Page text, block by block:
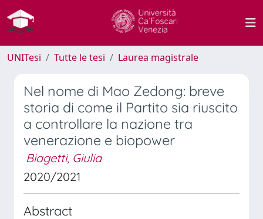
UNITesi Tutte le tesi Laurea magistrale
Nel nome di Mao Zedong: breve
storia di come il Partito sia riuscito
a controllare la nazione tra
venerazione e biopower
Biagetti, Giulia
2020/2021
Abstract